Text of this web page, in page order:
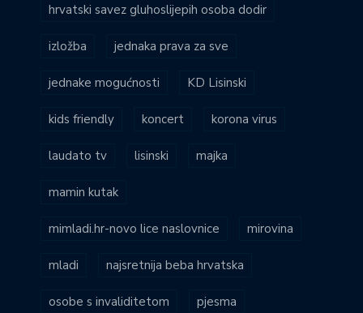
hrvatski savez gluhoslijepih osoba dodir
izložba jednaka prava za sve
jednake mogućnosti KD Lisinski
kids friendly koncert korona virus
laudato tv lisinski majka
mamin kutak
mimladi.hr-novo lice naslovnice mirovina
mladi najsretnija beba hrvatska
osobe s invaliditetom pjesma